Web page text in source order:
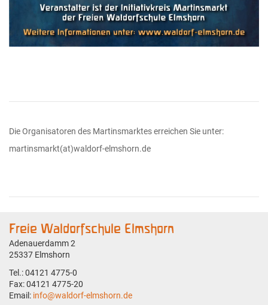
Die Organisatoren des Martinsmarktes erreichen Sie unter:
martinsmarkt(at)waldorf-elmshorn.de
Freie Waldorfschule Elmshorn
Adenauerdamm 2
25337 Elmshorn
Tel.: 04121 4775-0
Fax: 04121 4775-20
Email: info@waldorf-elmshorn.de